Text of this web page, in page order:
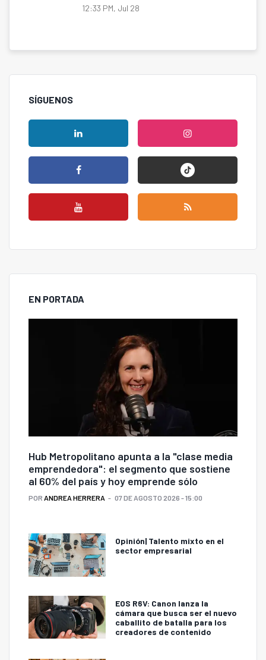
12:33 PM, Jul 28
SÍGUENOS
EN PORTADA
Hub Metropolitano apunta a la "clase media
emprendedora": el segmento que sostiene
al 60% del país y hoy emprende sólo
POR ANDREA HERRERA 07 DE AGOSTO 2026 - 15:00
Opinión| Talento mixto en el
sector empresarial
EOS R6V: Canon lanza la
cámara que busca ser el nuevo
caballito de batalla para los
creadores de contenido